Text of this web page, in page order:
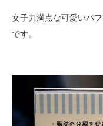
女子力満点な可愛いパ
です。